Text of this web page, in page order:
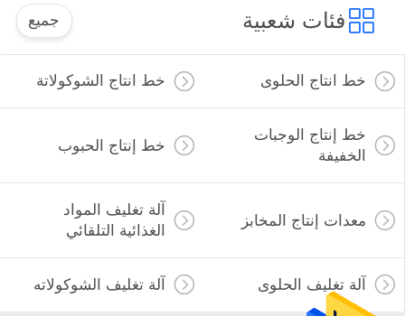
فئات شعبية جميع
خط انتاج الحلوى خط انتاج الشوكولاتة
خط إنتاج الوجبات
الخفيفة
خط إنتاج الحبوب
معدات إنتاج المخابز
آلة تغليف المواد
الغذائية التلقائي
آلة تغليف الحلوى آلة تغليف الشوكولاته